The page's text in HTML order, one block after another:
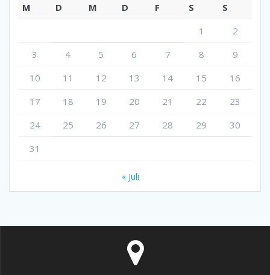
M D M D F S
S
1
2
3
4 5 6 7 8
9
10
11 12 13 14 15
16
17
18 19 20 21 22
23
24
25 26 27 28 29
30
31
« Juli